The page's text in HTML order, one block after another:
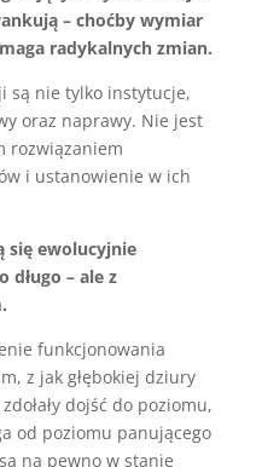
– choćby wymiar
radykalnych zmian.
są nie tylko instytucje,
oraz naprawy. Nie jest
rozwiązaniem
i ustanowienie w ich
się ewolucyjnie
długo – ale z
funkcjonowania
z jak głębokiej dziury
dojść do poziomu,
od poziomu panującego
na pewno w stanie